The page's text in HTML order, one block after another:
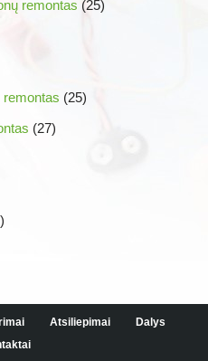
remontas (25)
remontas (25)
(27)
Atsiliepimai
Dalys